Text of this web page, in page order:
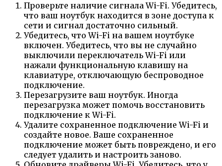
Проверьте наличие сигнала Wi-Fi. Убедитесь,
что ваш ноутбук находится в зоне доступа к
сети и сигнал достаточно сильный.
Убедитесь, что Wi-Fi на вашем ноутбуке
включен. Убедитесь, что вы не случайно
выключили переключатель Wi-Fi или
нажали функциональную клавишу на
клавиатуре, отключающую беспроводное
подключение.
Перезагрузите ваш ноутбук. Иногда
перезагрузка может помочь восстановить
подключение к Wi-Fi.
Удалите сохраненное подключение Wi-Fi и
создайте новое. Ваше сохраненное
подключение может быть повреждено, и его
следует удалить и настроить заново.